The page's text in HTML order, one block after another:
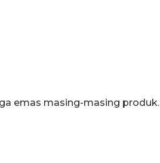
emas masing-masing produk.